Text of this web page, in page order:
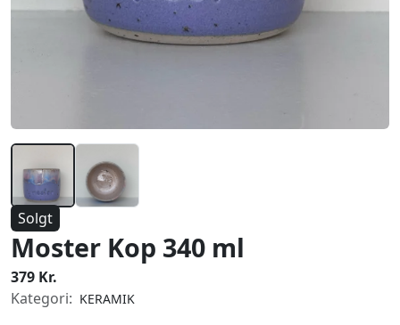
Solgt
Moster Kop 340 ml
379 Kr.
Kategori: KERAMIK